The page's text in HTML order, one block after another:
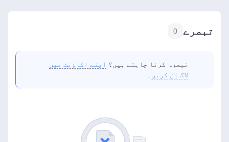
تبصرے 0
تبصرہ کرنا چاہتے ہیں؟ اپنے اکاؤنٹ میں
لاگ اِن کریں۔